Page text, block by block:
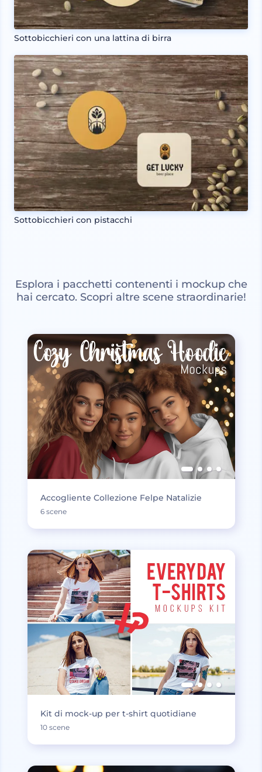
Sottobicchieri con una lattina di birra
Sottobicchieri con pistacchi
Esplora i pacchetti contenenti i mockup che
hai cercato. Scopri altre scene straordinarie!
Accogliente Collezione Felpe Natalizie
6 scene
Kit di mock-up per t-shirt quotidiane
10 scene